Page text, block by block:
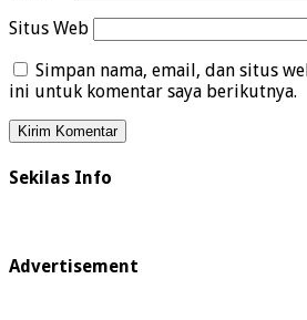
Situs Web
Simpan nama, email, dan situs
ini untuk komentar saya berikutnya.
Sekilas Info
Advertisement